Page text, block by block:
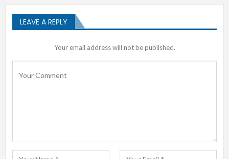
LEAVE A REPLY
Your email address will not be published.